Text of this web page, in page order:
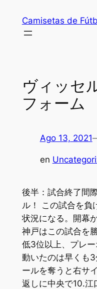
contenido
Camisetas de
ヴィッセ
フォーム
Ago 13, 2021
en
後半：試合終了間
ル！ この試合を負
状況になる。開幕
神戸はこの試合を
低3位以上、プレ
動いたのは早くも
ールを奪うと右サ
返しに中央で10.江